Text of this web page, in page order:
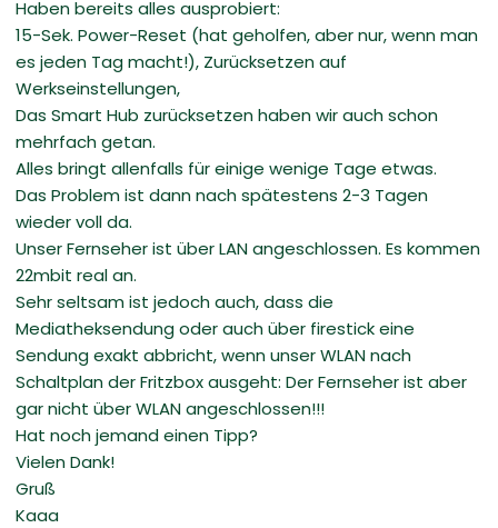
Haben bereits alles ausprobiert:
15-Sek. Power-Reset (hat geholfen, aber nur, wenn man
es jeden Tag macht!), Zurücksetzen auf
Werkseinstellungen,
Das Smart Hub zurücksetzen haben wir auch schon
mehrfach getan.
Alles bringt allenfalls für einige wenige Tage etwas.
Das Problem ist dann nach spätestens 2-3 Tagen
wieder voll da.
Unser Fernseher ist über LAN angeschlossen. Es kommen
22mbit real an.
Sehr seltsam ist jedoch auch, dass die
Mediatheksendung oder auch über firestick eine
Sendung exakt abbricht, wenn unser WLAN nach
Schaltplan der Fritzbox ausgeht: Der Fernseher ist aber
gar nicht über WLAN angeschlossen!!!
Hat noch jemand einen Tipp?
Vielen Dank!
Gruß
Kaaa